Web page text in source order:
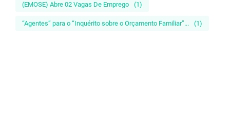
(EMOSE) Abre 02 Vagas De Emprego (1)
“Agentes” para o “Inquérito sobre o Orçamento Familiar”... (1)